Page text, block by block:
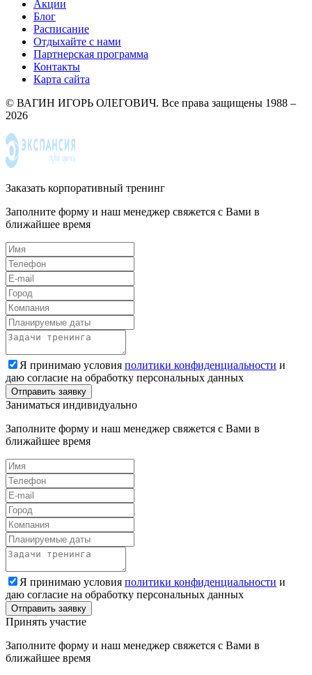
Акции
Блог
Расписание
Отдыхайте с нами
Партнерская программа
Контакты
Карта сайта
© ВАГИН ИГОРЬ ОЛЕГОВИЧ. Все права защищены 1988 –
2026
Заказать корпоративный тренинг
Заполните форму и наш менеджер свяжется с Вами в
ближайшее время
Я принимаю условия политики конфиденциальности и
даю согласие на обработку персональных данных
Заниматься индивидуально
Заполните форму и наш менеджер свяжется с Вами в
ближайшее время
Я принимаю условия политики конфиденциальности и
даю согласие на обработку персональных данных
Принять участие
Заполните форму и наш менеджер свяжется с Вами в
ближайшее время